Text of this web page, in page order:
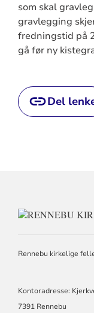
som skal
gravlegging
fredningstid på
gå før ny
Del
Rennebu kirkelige
Kontoradresse:
7391 Rennebu